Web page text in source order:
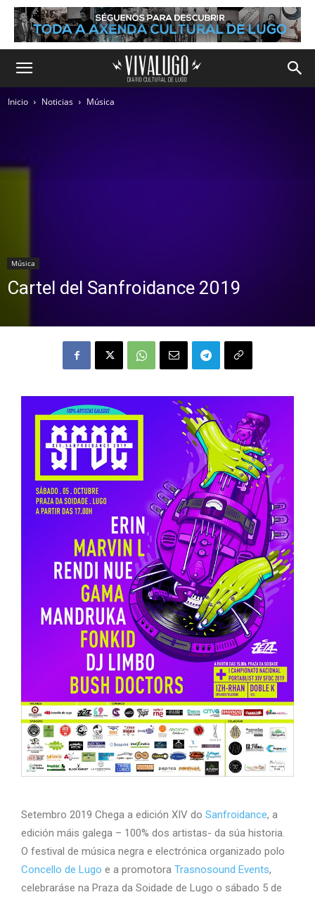
Inicio Noticias Música
Música
Cartel del Sanfroidance 2019
Setembro 2019 Chega a edición XIV do Sanfroidance, a
edición máis galega – 100% dos artistas- da súa historia.
O festival de música negra e electrónica organizado polo
Concello de Lugo e a promotora Trasnosound Events,
celebraráse na Praza da Soidade de Lugo o sábado 5 de